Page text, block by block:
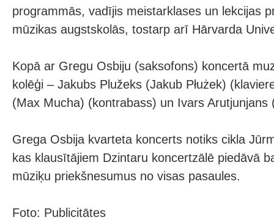
programmās, vadījis meistarklases un lekcijas
mūzikas augstskolās, tostarp arī Hārvarda
Kopā ar Gregu Osbiju (saksofons) koncertā
kolēģi – Jakubs Plužeks (Jakub Płużek)
(Max Mucha) (kontrabass) un Ivars Arutjunjans
Grega Osbija kvarteta koncerts notiks cikla
kas klausītājiem Dzintaru koncertzālē piedāvā
mūziķu priekšnesumus no visas pasaules.
Foto: Publicitātes